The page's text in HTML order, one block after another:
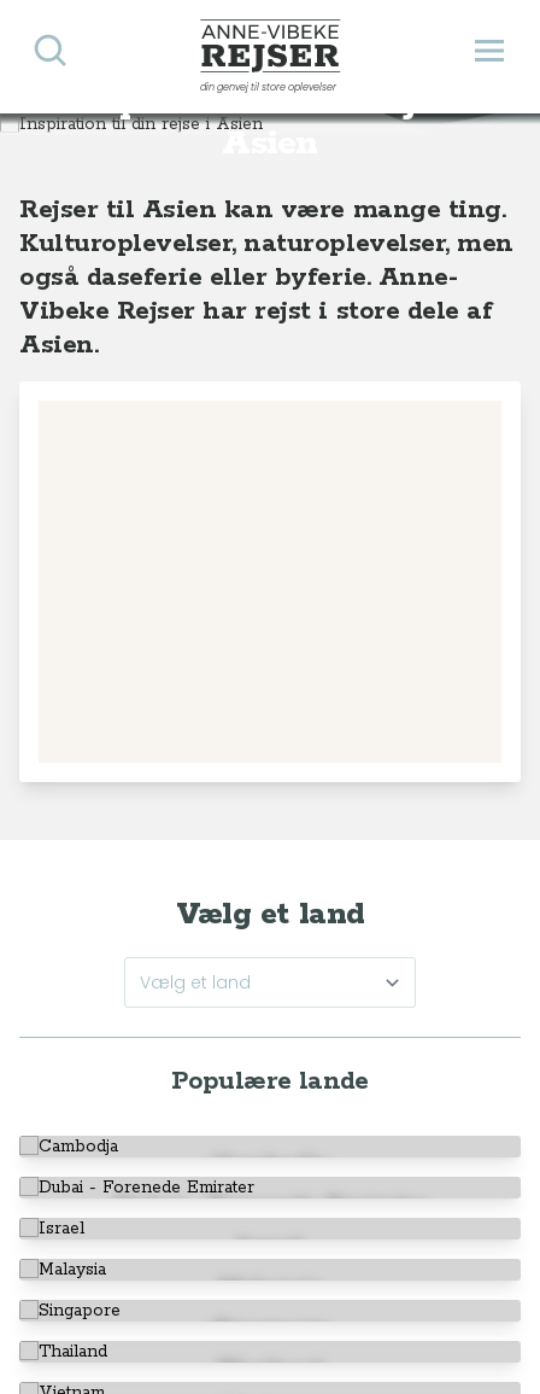
Anne-Vibeke Rejser
din genvej til store oplevelser
Åbn
Søg
Inspiration til din rejse i
Asien
Destinationer Asien
Rejser til Asien kan være mange ting.
Kulturoplevelser, naturoplevelser, men
også daseferie eller byferie. Anne-
Vibeke Rejser har rejst i store dele af
Asien.
Vælg et land
Populære lande
Cambodja
Dubai - Forenede Emirater
Israel
Malaysia
Singapore
Thailand